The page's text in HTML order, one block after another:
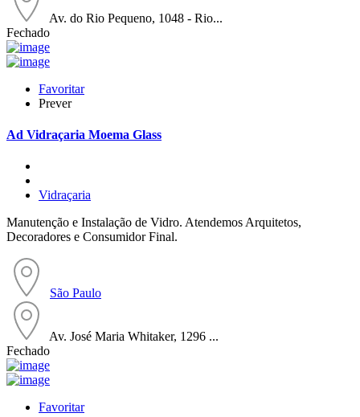
Av. do Rio Pequeno, 1048 - Rio...
Fechado
Favoritar
Prever
Ad Vidraçaria Moema Glass
Vidraçaria
Manutenção e Instalação de Vidro. Atendemos Arquitetos,
Decoradores e Consumidor Final.
São Paulo
Av. José Maria Whitaker, 1296 ...
Fechado
Favoritar